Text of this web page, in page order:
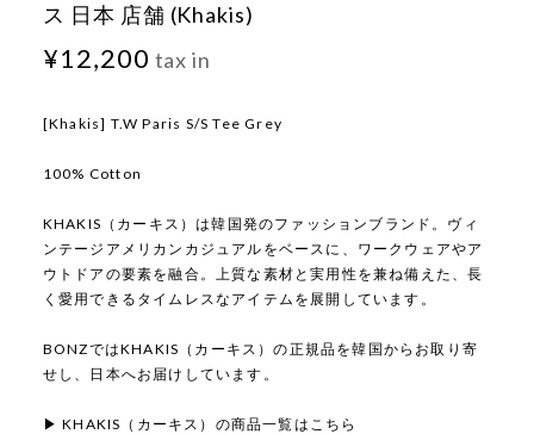
ス 日本 店舗 (Khakis)
¥12,200 tax in
[Khakis] T.W Paris S/S Tee Grey
100% Cotton
KHAKIS（カーキス）は韓国発のファッションブランド。ヴィ
ンテージアメリカンカジュアルをベースに、ワークウェアやア
ウトドアの要素を融合。上質な素材と実用性を兼ね備えた、長
く愛用できるタイムレスなアイテムを展開しています。
BONZではKHAKIS（カーキス）の正規品を韓国からお取り寄
せし、日本へお届けしています。
▶ KHAKIS（カーキス）の商品一覧はこちら